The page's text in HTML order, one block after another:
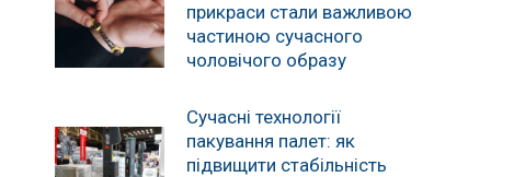
прикраси стали важливою
частиною сучасного
чоловічого образу
Сучасні технології
пакування палет: як
підвищити стабільність